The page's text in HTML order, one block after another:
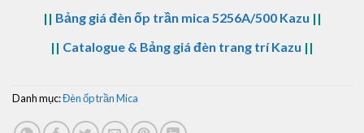
|| Bảng giá đèn ốp trần mica 5256A/500 Kazu ||
|| Catalogue & Bảng giá đèn trang trí Kazu ||
Danh mục:Đèn ốp trần Mica